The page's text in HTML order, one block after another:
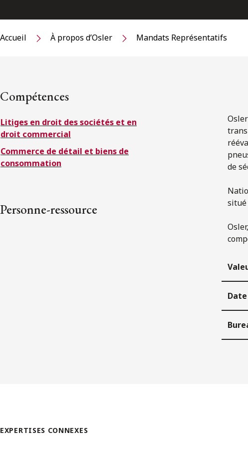
Accueil À propos d’Osler Mandats Représentatifs
Compétences
Litiges en droit des sociétés et en
droit commercial
Commerce de détail et biens de
consommation
Personne-ressource
de
situé
EXPERTISES CONNEXES